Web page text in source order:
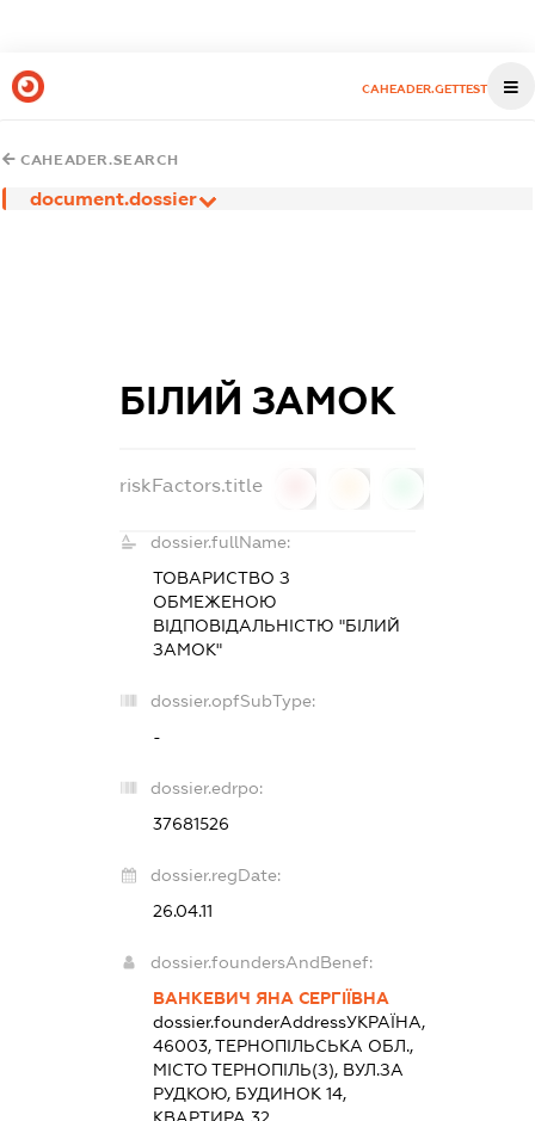
CAHEADER.GETTEST
CAHEADER.SEARCH
document.dossier
БІЛИЙ ЗАМОК
riskFactors.title
dossier.fullName:
ТОВАРИСТВО З
ОБМЕЖЕНОЮ
ВІДПОВІДАЛЬНІСТЮ "БІЛИЙ
ЗАМОК"
dossier.opfSubType:
-
dossier.edrpo:
37681526
dossier.regDate:
26.04.11
dossier.foundersAndBenef:
ВАНКЕВИЧ ЯНА СЕРГІЇВНА
dossier.founderAddressУКРАЇНА,
46003, ТЕРНОПІЛЬСЬКА ОБЛ.,
МІСТО ТЕРНОПІЛЬ(З), ВУЛ.ЗА
РУДКОЮ, БУДИНОК 14,